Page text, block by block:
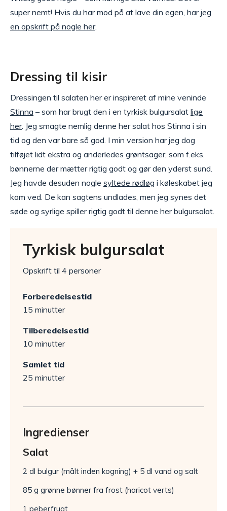
super nemt! Hvis du har mod på at lave din egen, har jeg
en opskrift på nogle her.
Dressing til kisir
Dressingen til salaten her er inspireret af mine veninde
Stinna – som har brugt den i en tyrkisk bulgursalat lige
her. Jeg smagte nemlig denne her salat hos Stinna i sin
tid og den var bare så god. I min version har jeg dog
tilføjet lidt ekstra og anderledes grøntsager, som f.eks.
bønnerne der mætter rigtig godt og gør den yderst sund.
Jeg havde desuden nogle syltede rødløg i køleskabet jeg
kom ved. De kan sagtens undlades, men jeg synes det
søde og syrlige spiller rigtig godt til denne her bulgursalat.
Tyrkisk bulgursalat
Opskrift til 4 personer
Forberedelsestid
15 minutter
Tilberedelsestid
10 minutter
Samlet tid
25 minutter
Ingredienser
Salat
2 dl bulgur (målt inden kogning) + 5 dl vand og salt
85 g grønne bønner fra frost (haricot verts)
1 peberfrugt